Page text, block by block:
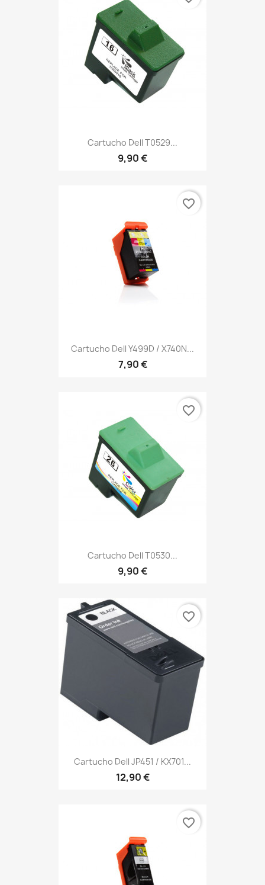
Cartucho Dell T0529...
9,90 €
Cartucho Dell Y499D / X740N...
7,90 €
favorite_border
Cartucho Dell T0530...
9,90 €
favorite_border
Cartucho Dell JP451 / KX701...
12,90 €
favorite_border
favorite_border